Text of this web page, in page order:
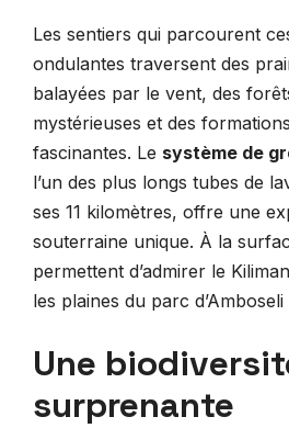
Les sentiers qui parcourent
ondulantes traversent des
balayées par le vent, des
mystérieuses et des
fascinantes. Le système de
l’un des plus longs tubes de
ses 11 kilomètres, offre une
souterraine unique. À la
permettent d’admirer le
les plaines du parc d’Amboseli
Une
surprenante